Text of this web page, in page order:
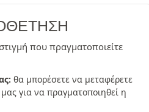
που πραγματοποιείτε
θα μπορέσετε να μεταφέρετε
για να πραγματοποιηθεί η